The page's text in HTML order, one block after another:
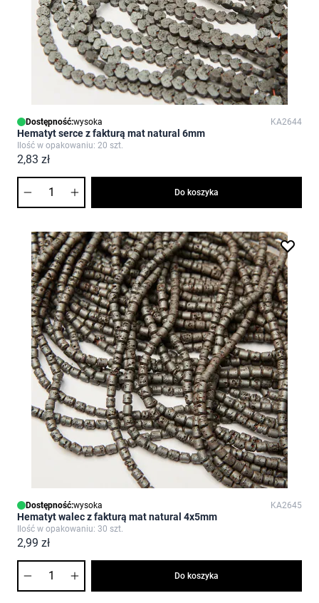
Dostępność:wysoka KA2644
Hematyt serce z fakturą mat natural 6mm
Ilość w opakowaniu: 20 szt.
2,83 zł
Do koszyka
Dostępność:wysoka KA2645
Hematyt walec z fakturą mat natural 4x5mm
Ilość w opakowaniu: 30 szt.
2,99 zł
Do koszyka